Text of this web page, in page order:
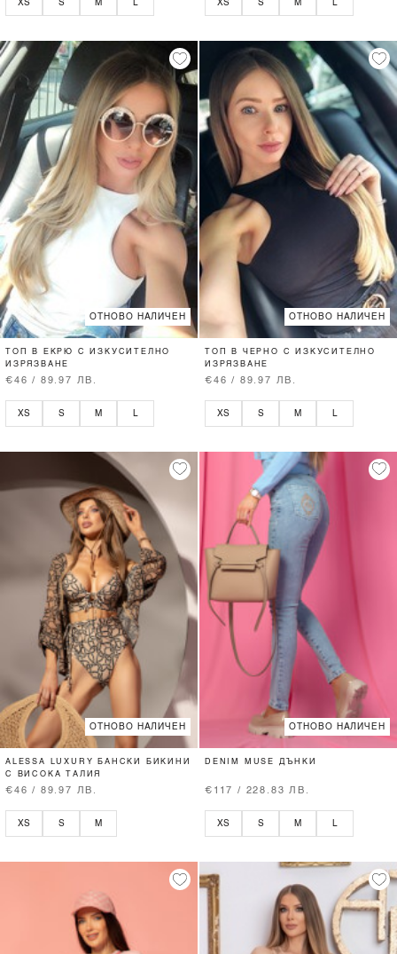
XS S M L XS S M L
ОТНОВО НАЛИЧЕН
ТОП В ЕКРЮ С ИЗКУСИТЕЛНО
ИЗРЯЗВАНЕ
€46 / 89.97 ЛВ.
XS S M
ОТНОВО НАЛИЧЕН
ТОП В ЧЕРНО С ИЗКУСИТЕЛНО
ИЗРЯЗВАНЕ
€46 / 89.97 ЛВ.
XS S M
ОТНОВО НАЛИЧЕН
ALESSA LUXURY БАНСКИ БИКИНИ
С ВИСОКА ТАЛИЯ
€46 / 89.97 ЛВ.
XS S M
ОТНОВО НАЛИЧЕН
DENIM MUSE ДЪНКИ
€117 / 228.83 ЛВ.
XS S M L